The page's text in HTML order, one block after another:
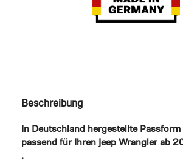
Beschreibung
In Deutschland hergestellte
passend für Ihren Jeep Wrangler ab
.